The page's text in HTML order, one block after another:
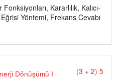
Kararlılık, Kalıcı-
Yöntemi, Frekans Cevabı
Dönüşümü I (3 + 2) 5